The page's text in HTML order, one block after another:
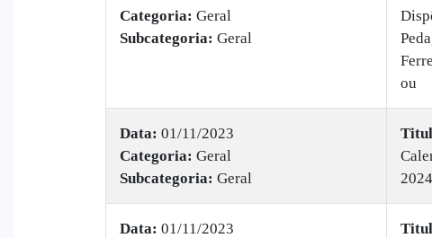
Categoria: Geral
Subcategoria: Geral
ou
Data: 01/11/2023
Categoria: Geral
Subcategoria: Geral
Data: 01/11/2023